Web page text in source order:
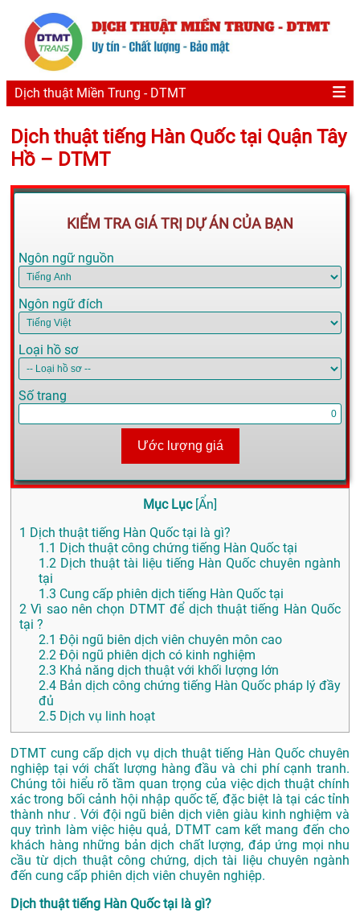
Dịch thuật Miền Trung - DTMT
Dịch thuật tiếng Hàn Quốc tại Quận Tây
Hồ – DTMT
KIỂM TRA GIÁ TRỊ DỰ ÁN CỦA BẠN
Ngôn ngữ nguồn
Ngôn ngữ đích
Loại hồ sơ
Số trang
Ước lượng giá
Mục Lục [Ẩn]
1 Dịch thuật tiếng Hàn Quốc tại là gì?
1.1 Dịch thuật công chứng tiếng Hàn Quốc tại
1.2 Dịch thuật tài liệu tiếng Hàn Quốc chuyên ngành
tại
1.3 Cung cấp phiên dịch tiếng Hàn Quốc tại
2 Vì sao nên chọn DTMT để dịch thuật tiếng Hàn Quốc
tại ?
2.1 Đội ngũ biên dịch viên chuyên môn cao
2.2 Đội ngũ phiên dịch có kinh nghiệm
2.3 Khả năng dịch thuật với khối lượng lớn
2.4 Bản dịch công chứng tiếng Hàn Quốc pháp lý đầy
đủ
2.5 Dịch vụ linh hoạt
DTMT cung cấp dịch vụ dịch thuật tiếng Hàn Quốc chuyên
nghiệp tại với chất lượng hàng đầu và chi phí cạnh tranh.
Chúng tôi hiểu rõ tầm quan trọng của việc dịch thuật chính
xác trong bối cảnh hội nhập quốc tế, đặc biệt là tại các tỉnh
thành như . Với đội ngũ biên dịch viên giàu kinh nghiệm và
quy trình làm việc hiệu quả, DTMT cam kết mang đến cho
khách hàng những bản dịch chất lượng, đáp ứng mọi nhu
cầu từ dịch thuật công chứng, dịch tài liệu chuyên ngành
đến cung cấp phiên dịch viên chuyên nghiệp.
Dịch thuật tiếng Hàn Quốc tại là gì?